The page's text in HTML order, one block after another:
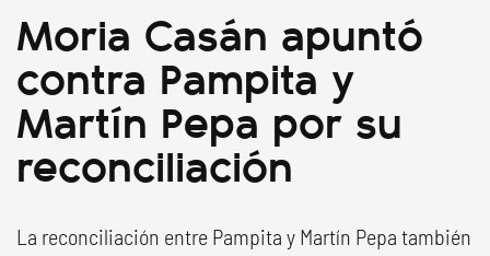
Moria Casán apuntó
contra Pampita y
Martín Pepa por su
reconciliación
La reconciliación entre Pampita y Martín Pepa también